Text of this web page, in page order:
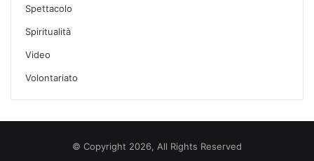
Spettacolo
Spiritualità
Video
Volontariato
© Copyright 2026, All Rights Reserved